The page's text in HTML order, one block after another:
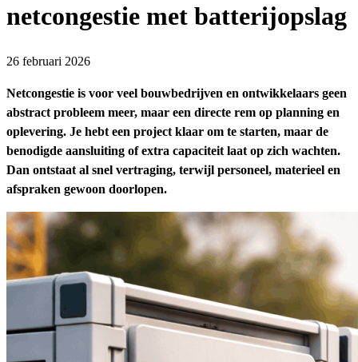
netcongestie met batterijopslag
26 februari 2026
Netcongestie is voor veel bouwbedrijven en ontwikkelaars geen
abstract probleem meer, maar een directe rem op planning en
oplevering. Je hebt een project klaar om te starten, maar de
benodigde aansluiting of extra capaciteit laat op zich wachten.
Dan ontstaat al snel vertraging, terwijl personeel, materieel en
afspraken gewoon doorlopen.